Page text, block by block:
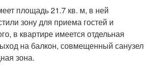
площадь 21.7 кв. м, в ней
зону для приема гостей и
в квартире имеется отдельная
на балкон, совмещенный санузел
зона.